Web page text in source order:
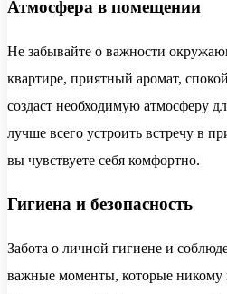
Атмосфера в помещении
Не забывайте о важности
квартире, приятный аромат,
создаст необходимую атмосферу
лучше всего устроить встречу в
вы чувствуете себя комфортно.
Гигиена и безопасность
Забота о личной гигиене и
важные моменты, которые никому